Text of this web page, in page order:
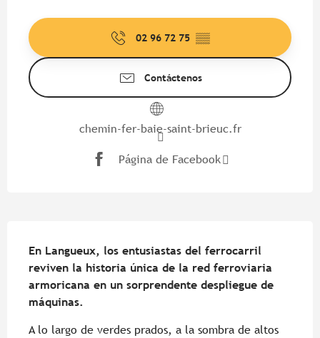
02 96 72 75 ▒▒
Contáctenos
chemin-fer-baie-saint-brieuc.fr
Página de Facebook
En Langueux, los entusiastas del ferrocarril
reviven la historia única de la red ferroviaria
armoricana en un sorprendente despliegue de
máquinas.
A lo largo de verdes prados, a la sombra de altos